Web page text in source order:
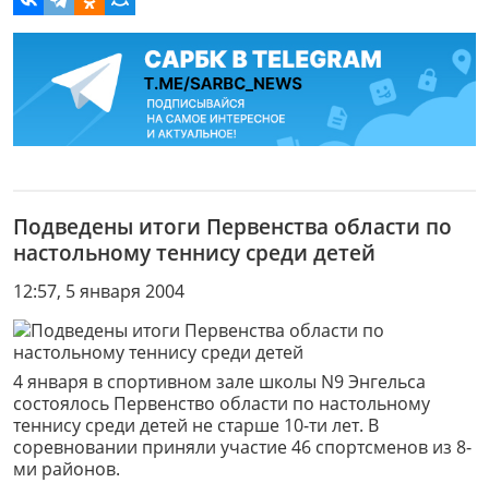
Подведены итоги Первенства области по
настольному теннису среди детей
12:57, 5 января 2004
4 января в спортивном зале школы N9 Энгельса
состоялось Первенство области по настольному
теннису среди детей не старше 10-ти лет. В
соревновании приняли участие 46 спортсменов из 8-
ми районов.